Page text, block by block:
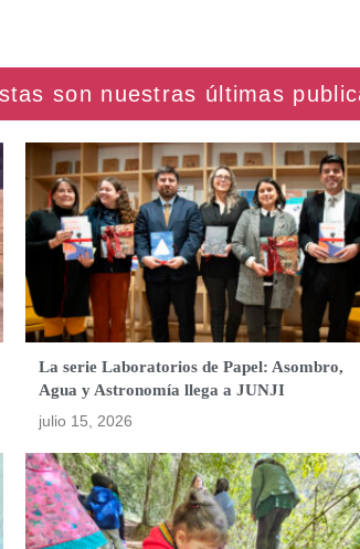
La serie Laboratorios de Papel: Asombro,
Agua y Astronomía llega a JUNJI
julio 15, 2026